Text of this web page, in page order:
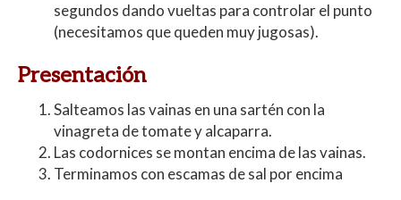
segundos dando vueltas para controlar el punto
(necesitamos que queden muy jugosas).
Presentación
Salteamos las vainas en una sartén con la
vinagreta de tomate y alcaparra.
Las codornices se montan encima de las vainas.
Terminamos con escamas de sal por encima